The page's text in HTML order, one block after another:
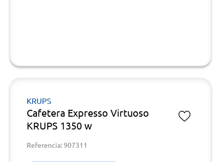
KRUPS
Cafetera Expresso Virtuoso
KRUPS 1350 w
Referencia: 907311